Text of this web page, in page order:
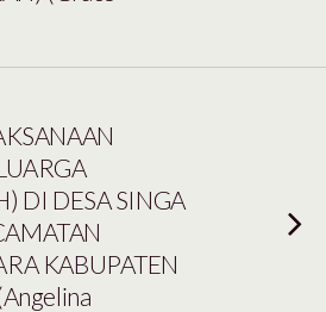
DI DESA SINGA
KABUPATEN